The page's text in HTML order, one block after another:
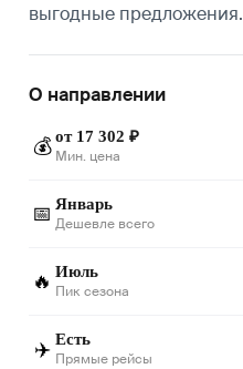
выгодные предложения.
О направлении
💰 от 17 302 ₽
Мин. цена
📅 Январь
Дешевле всего
🔥 Июль
Пик сезона
✈️ Есть
Прямые рейсы